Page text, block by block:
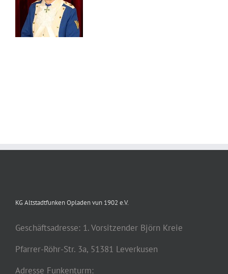
KG Altstadtfunken Opladen vun 1902 e.V.
Geschäftsadresse: 1. Vorsitzender Björn Kreie
Pfarrer-Röhr-Str. 3a, 51381 Leverkusen
Adresse Funkenturm: